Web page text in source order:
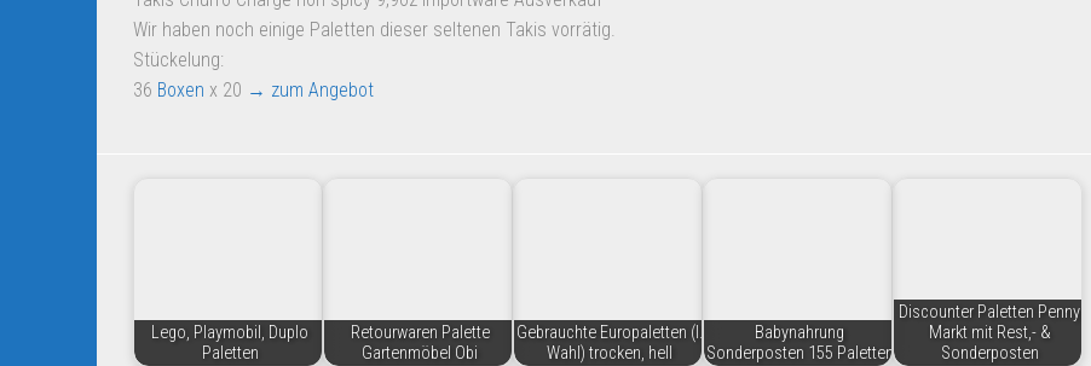
Wir haben noch einige Paletten dieser seltenen Takis vorrätig.
Stückelung:
36 Boxen x 20 → zum Angebot
Lego, Playmobil, Duplo
Paletten
Retourwaren Palette
Gartenmöbel Obi
Gebrauchte Europaletten (I.
Wahl) trocken, hell
Babynahrung
Sonderposten 155 Paletten
Discounter Paletten Penny
Markt mit Rest,- &
Sonderposten